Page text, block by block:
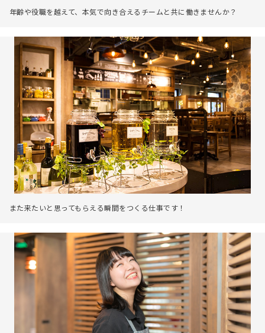
年齢や役職を越えて、本気で向き合えるチームと共に働きませんか？
また来たいと思ってもらえる瞬間をつくる仕事です！